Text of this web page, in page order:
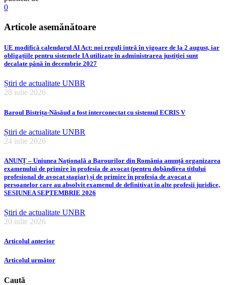
0
Articole asemănătoare
UE modifică calendarul AI Act: noi reguli intră în vigoare de la 2 august, iar
obligațiile pentru sistemele IA utilizate în administrarea justiției sunt
decalate până în decembrie 2027
Știri de actualitate UNBR
28 iulie 2026
Baroul Bistrița-Năsăud a fost interconectat cu sistemul ECRIS V
Știri de actualitate UNBR
24 iulie 2026
ANUNȚ – Uniunea Națională a Barourilor din România anunță organizarea
examenului de primire în profesia de avocat (pentru dobândirea titlului
profesional de avocat stagiar) și de primire în profesia de avocat a
persoanelor care au absolvit examenul de definitivat în alte profesii juridice,
SESIUNEA SEPTEMBRIE 2026
Știri de actualitate UNBR
20 iulie 2026
Articolul anterior
Articolul următor
Caută